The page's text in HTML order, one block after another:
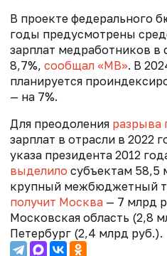
В проекте федерального
годы предусмотрены
зарплат медработников
8,7%, сообщал «МВ». В
планируется
— на 7%.
Для преодоления разрыва
зарплат в отрасли в 2022
указа президента 2012
выделило субъектам 58,5
крупный межбюджетный
получит Москва — 7 млрд
Московская область (2,8
Петербург (2,4 млрд руб.).